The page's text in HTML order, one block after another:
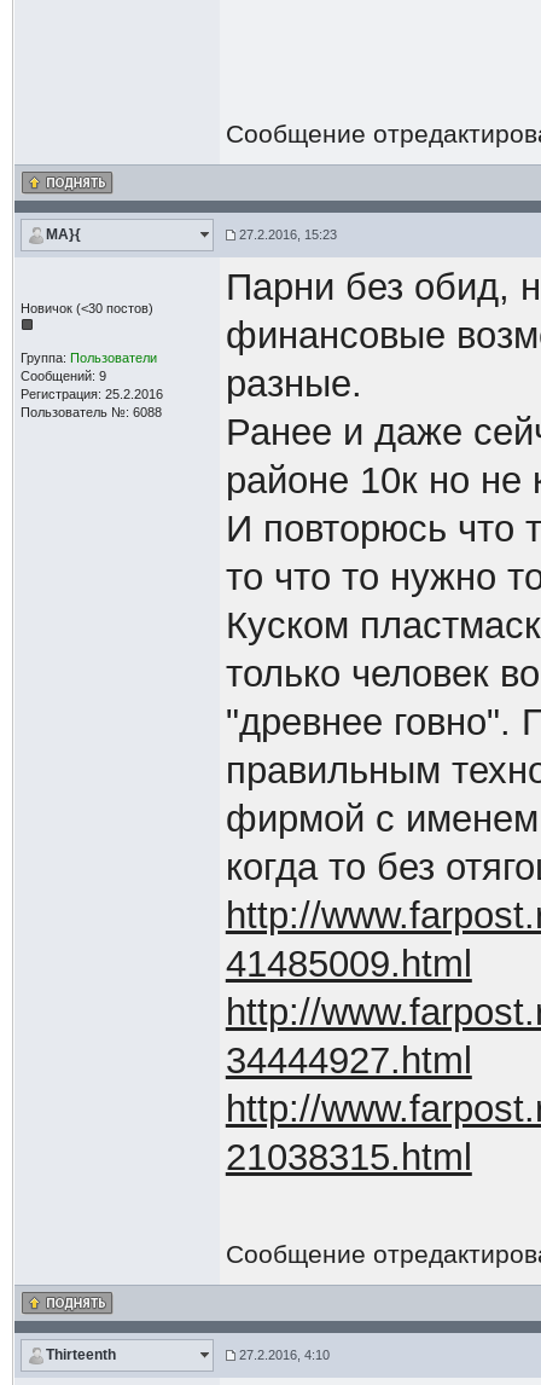
Сообщение
MA}{ 27.2.2016, 15:23
Новичок (<30 постов)
Группа: Пользователи
Сообщений: 9
Регистрация: 25.2.2016
Пользователь №: 6088
Парни без обид,
финансовые
разные.
Ранее и даже
районе 10к но не
И повторюсь что
то что то нужно
Куском
только человек
"древнее говно".
правильным
фирмой с
когда то без
http://
41485009.html
http://
34444927.html
http://
21038315.html
Сообщение
Thirteenth 27.2.2016, 4:10